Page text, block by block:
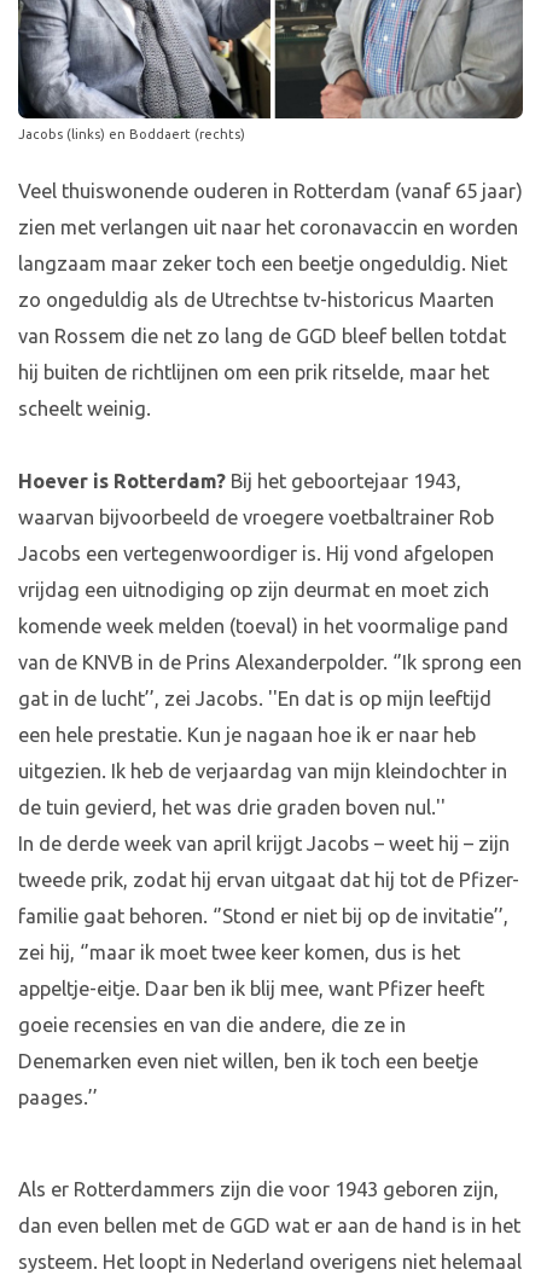
Jacobs (links) en Boddaert (rechts)
Veel thuiswonende ouderen in Rotterdam (vanaf 65 jaar)
zien met verlangen uit naar het coronavaccin en worden
langzaam maar zeker toch een beetje ongeduldig. Niet
zo ongeduldig als de Utrechtse tv-historicus Maarten
van Rossem die net zo lang de GGD bleef bellen totdat
hij buiten de richtlijnen om een prik ritselde, maar het
scheelt weinig.
Hoever is Rotterdam? Bij het geboortejaar 1943,
waarvan bijvoorbeeld de vroegere voetbaltrainer Rob
Jacobs een vertegenwoordiger is. Hij vond afgelopen
vrijdag een uitnodiging op zijn deurmat en moet zich
komende week melden (toeval) in het voormalige pand
van de KNVB in de Prins Alexanderpolder. ‘’Ik sprong een
gat in de lucht’’, zei Jacobs. ''En dat is op mijn leeftijd
een hele prestatie. Kun je nagaan hoe ik er naar heb
uitgezien. Ik heb de verjaardag van mijn kleindochter in
de tuin gevierd, het was drie graden boven nul.''
In de derde week van april krijgt Jacobs – weet hij – zijn
tweede prik, zodat hij ervan uitgaat dat hij tot de Pfizer-
familie gaat behoren. ‘’Stond er niet bij op de invitatie’’,
zei hij, ‘’maar ik moet twee keer komen, dus is het
appeltje-eitje. Daar ben ik blij mee, want Pfizer heeft
goeie recensies en van die andere, die ze in
Denemarken even niet willen, ben ik toch een beetje
paages.’’
Als er Rotterdammers zijn die voor 1943 geboren zijn,
dan even bellen met de GGD wat er aan de hand is in het
systeem. Het loopt in Nederland overigens niet helemaal